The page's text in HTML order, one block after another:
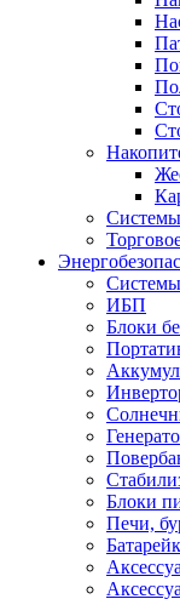
ИБП
Блоки
Блоки
Печи,